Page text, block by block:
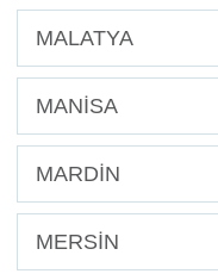
MALATYA
MANİSA
MARDİN
MERSİN